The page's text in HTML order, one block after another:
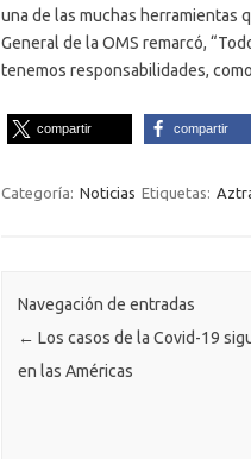
una de las muchas herramientas
General de la OMS remarcó,
tenemos responsabilidades,
compartir compartir
Categoría: Noticias Etiquetas:
Navegación de entradas
← Los casos de la Covid-19
en las Américas